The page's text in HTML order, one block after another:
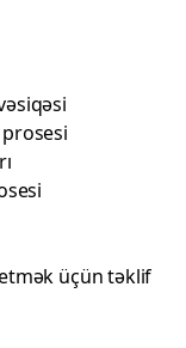
prosesi
üçün təklif